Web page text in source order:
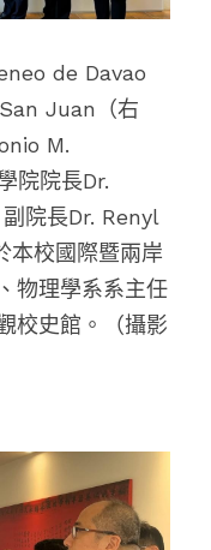
de Davao
Juan（右
M.
院院長Dr.
院長Dr. Renyl
本校國際暨兩岸
物理學系系主任
校史館 。（攝影